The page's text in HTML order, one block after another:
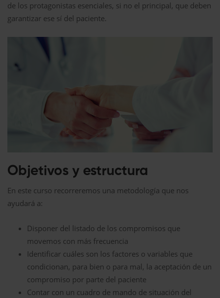
de los protagonistas esenciales, si no el principal, que deben
garantizar ese sí del paciente.
Objetivos y estructura
En este curso recorreremos una metodología que nos
ayudará a:
Disponer del listado de los compromisos que
movemos con más frecuencia
Identificar cuáles son los factores o variables que
condicionan, para bien o para mal, la aceptación de un
compromiso por parte del paciente
Contar con un cuadro de mando de situación del